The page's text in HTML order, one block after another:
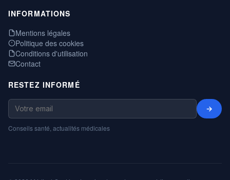
INFORMATIONS
Mentions légales
Politique des cookies
Conditions d'utilisation
Contact
RESTEZ INFORMÉ
→
Conseils santé, actualités médicales